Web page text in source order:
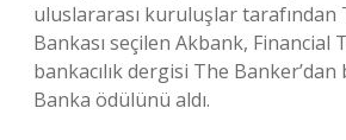
uluslararası kuruluşlar tarafından
Bankası seçilen Akbank, Financial
bankacılık dergisi The Banker’dan
Banka ödülünü aldı.